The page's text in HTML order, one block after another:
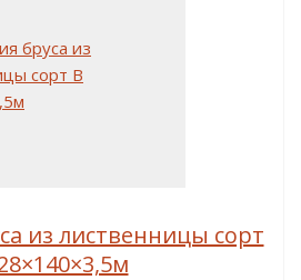
из лиственницы сорт